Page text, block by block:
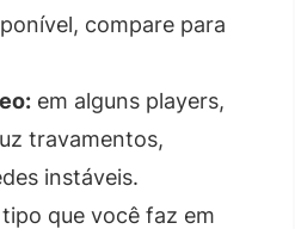
compare para
em alguns players,
travamentos,
instáveis.
que você faz em